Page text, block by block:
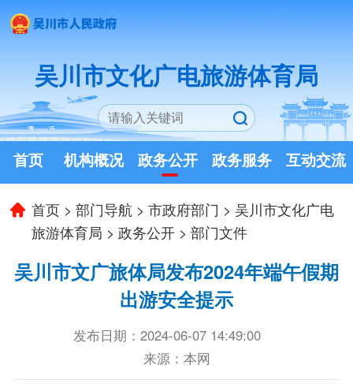
吴川市文化广电旅游体育局
首页 机构概况 政务公开 政务服务 互动交流
首页 >部门导航 >市政府部门 > 吴川市文化广电
旅游体育局 >政务公开 >部门文件
吴川市文广旅体局发布2024年端午假期
出游安全提示
发布日期：2024-06-07 14:49:00
来源：本网